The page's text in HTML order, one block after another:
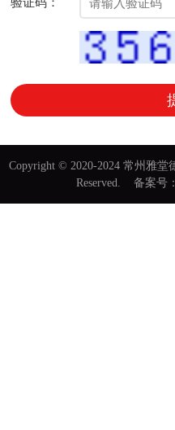
Copyright © 2020-2024 常州雅
Reserved. 备案号：